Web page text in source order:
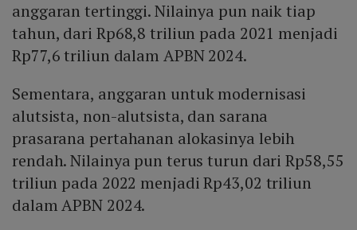
anggaran tertinggi. Nilainya pun naik tiap
tahun, dari Rp68,8 triliun pada 2021 menjadi
Rp77,6 triliun dalam APBN 2024.
Sementara, anggaran untuk modernisasi
alutsista, non-alutsista, dan sarana
prasarana pertahanan alokasinya lebih
rendah. Nilainya pun terus turun dari Rp58,55
triliun pada 2022 menjadi Rp43,02 triliun
dalam APBN 2024.